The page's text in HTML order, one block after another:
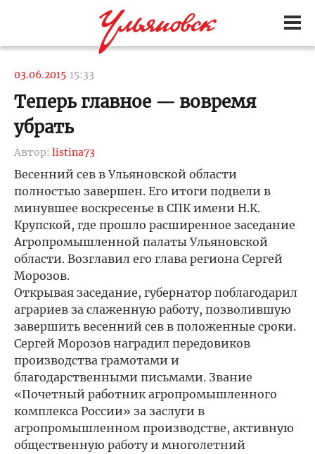
03.06.2015 15:33
Теперь главное — вовремя
убрать
Автор: listina73
Весенний сев в Ульяновской области
полностью завершен. Его итоги подвели в
минувшее воскресенье в СПК имени Н.К.
Крупской, где прошло расширенное заседание
Агропромышленной палаты Ульяновской
области. Возглавил его глава региона Сергей
Морозов.
Открывая заседание, губернатор поблагодарил
аграриев за слаженную работу, позволившую
завершить весенний сев в положенные сроки.
Сергей Морозов наградил передовиков
производства грамотами и
благодарственными письмами. Звание
«Почетный работник агропромышленного
комплекса России» за заслуги в
агропромышленном производстве, активную
общественную работу и многолетний